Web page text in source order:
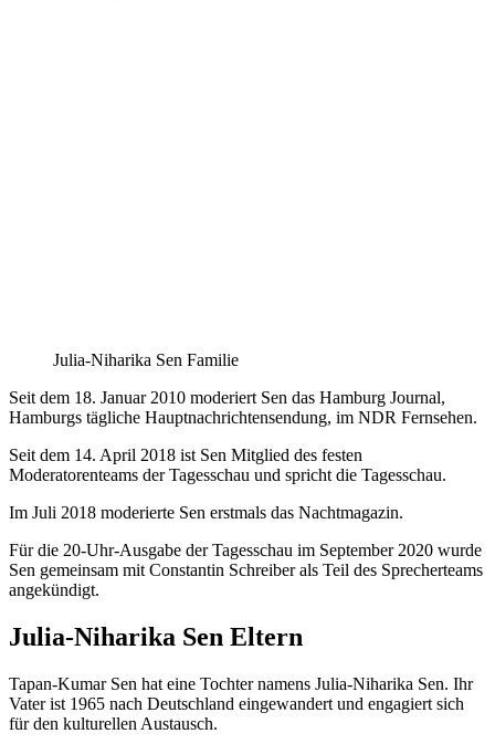
Julia-Niharika Sen Familie
Seit dem 18. Januar 2010 moderiert Sen das Hamburg Journal,
Hamburgs tägliche Hauptnachrichtensendung, im NDR Fernsehen.
Seit dem 14. April 2018 ist Sen Mitglied des festen
Moderatorenteams der Tagesschau und spricht die Tagesschau.
Im Juli 2018 moderierte Sen erstmals das Nachtmagazin.
Für die 20-Uhr-Ausgabe der Tagesschau im September 2020 wurde
Sen gemeinsam mit Constantin Schreiber als Teil des Sprecherteams
angekündigt.
Julia-Niharika Sen Eltern
Tapan-Kumar Sen hat eine Tochter namens Julia-Niharika Sen. Ihr
Vater ist 1965 nach Deutschland eingewandert und engagiert sich
für den kulturellen Austausch.